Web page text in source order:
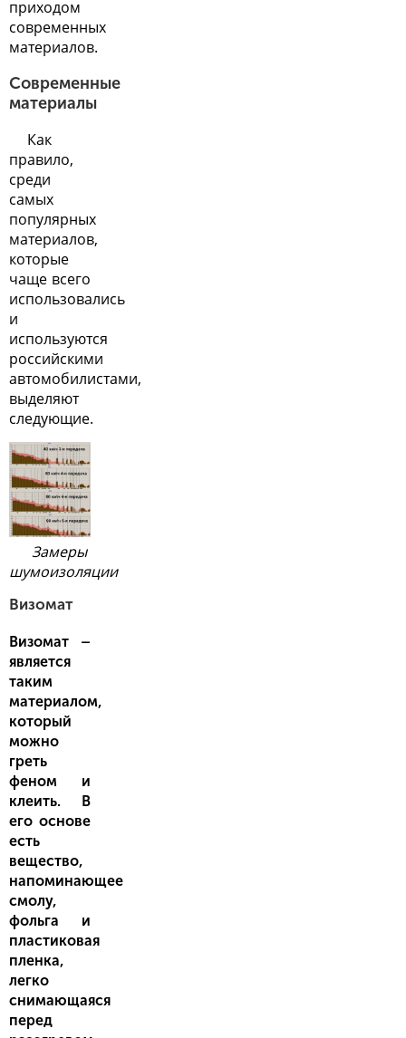
приходом
современных
материалов.
Современные
материалы
Как
правило,
среди
самых
популярных
материалов,
которые
чаще всего
использовались
и
используются
российскими
автомобилистами,
выделяют
следующие.
Замеры
шумоизоляции
Визомат
Визомат –
является
таким
материалом,
который
можно
греть
феном и
клеить. В
его основе
есть
вещество,
напоминающее
смолу,
фольга и
пластиковая
пленка,
легко
снимающаяся
перед